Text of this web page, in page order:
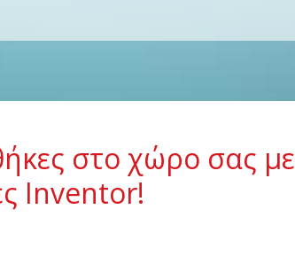
στο χώρο σας με
Inventor!